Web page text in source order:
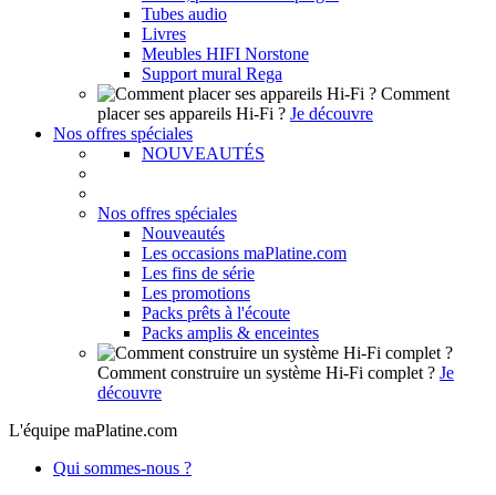
Tubes audio
Livres
Meubles HIFI Norstone
Support mural Rega
Comment
placer ses appareils Hi-Fi ? Je découvre
Nos offres spéciales
NOUVEAUTÉS
Nos offres spéciales
Nouveautés
Les occasions maPlatine.com
Les fins de série
Les promotions
Packs prêts à l'écoute
Packs amplis & enceintes
Comment construire un système Hi-Fi complet ? Je
découvre
L'équipe maPlatine.com
Qui sommes-nous ?